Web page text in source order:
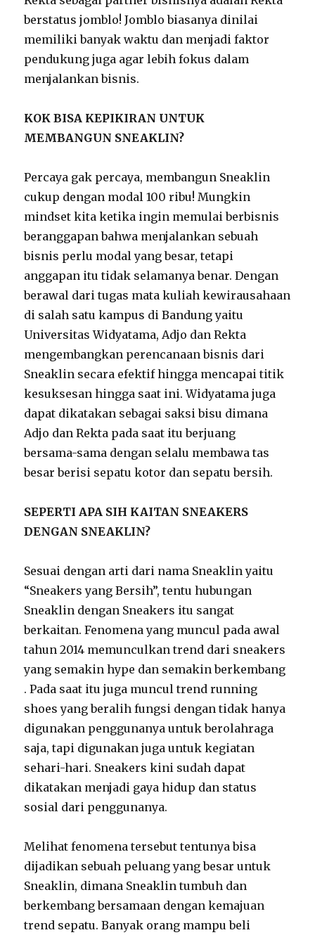
berstatus jomblo! Jomblo biasanya dinilai
memiliki banyak waktu dan menjadi faktor
pendukung juga agar lebih fokus dalam
menjalankan bisnis.
KOK BISA KEPIKIRAN UNTUK
MEMBANGUN SNEAKLIN?
Percaya gak percaya, membangun Sneaklin
cukup dengan modal 100 ribu! Mungkin
mindset kita ketika ingin memulai berbisnis
beranggapan bahwa menjalankan sebuah
bisnis perlu modal yang besar, tetapi
anggapan itu tidak selamanya benar. Dengan
berawal dari tugas mata kuliah kewirausahaan
di salah satu kampus di Bandung yaitu
Universitas Widyatama, Adjo dan Rekta
mengembangkan perencanaan bisnis dari
Sneaklin secara efektif hingga mencapai titik
kesuksesan hingga saat ini. Widyatama juga
dapat dikatakan sebagai saksi bisu dimana
Adjo dan Rekta pada saat itu berjuang
bersama-sama dengan selalu membawa tas
besar berisi sepatu kotor dan sepatu bersih.
SEPERTI APA SIH KAITAN SNEAKERS
DENGAN SNEAKLIN?
Sesuai dengan arti dari nama Sneaklin yaitu
“Sneakers yang Bersih”, tentu hubungan
Sneaklin dengan Sneakers itu sangat
berkaitan. Fenomena yang muncul pada awal
tahun 2014 memunculkan trend dari sneakers
yang semakin hype dan semakin berkembang
. Pada saat itu juga muncul trend running
shoes yang beralih fungsi dengan tidak hanya
digunakan penggunanya untuk berolahraga
saja, tapi digunakan juga untuk kegiatan
sehari-hari. Sneakers kini sudah dapat
dikatakan menjadi gaya hidup dan status
sosial dari penggunanya.
Melihat fenomena tersebut tentunya bisa
dijadikan sebuah peluang yang besar untuk
Sneaklin, dimana Sneaklin tumbuh dan
berkembang bersamaan dengan kemajuan
trend sepatu. Banyak orang mampu beli